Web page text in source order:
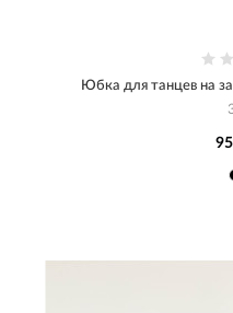
Юбка для танцев на